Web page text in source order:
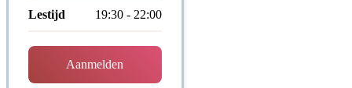
Lestijd 19:30 - 22:00
Aanmelden